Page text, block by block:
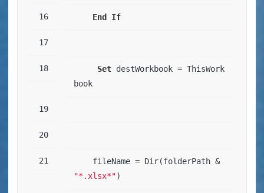
End If
Set destWorkbook = ThisWork
book
    fileName = Dir(folderPath &
"*.xlsx*")